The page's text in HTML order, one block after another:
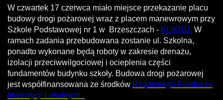
W czwartek 17 czerwca miało miejsce przekazanie placu
budowy drogi pożarowej wraz z placem manewrowym przy
Szkole Podstawowej nr 1 w Brzeszczach - KLIKNIJ. W
ramach zadania przebudowana zostanie ul. Szkolna,
ponadto wykonane będą roboty w zakresie drenażu,
izolacji przeciwwilgociowej i ocieplenia części
fundamentów budynku szkoły. Budowa drogi pożarowej
jest współfinansowana ze środków Rządowego Funduszu
Inwestycji Lokalnych.